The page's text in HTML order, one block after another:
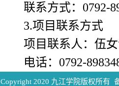
联系方式： 0792-
3.项目联系方式
项目联系人： 伍
电话： 0792-
Copyright 2020 九江学院版权所有